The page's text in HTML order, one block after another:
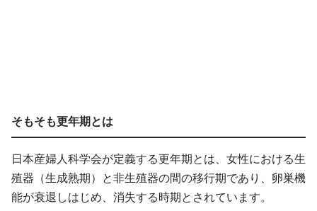
そもそも更年期とは
日本産婦人科学会が定義する更年期とは、女性における生
殖器（生成熟期）と非生殖器の間の移行期であり、卵巣機
能が衰退しはじめ、消失する時期とされています。